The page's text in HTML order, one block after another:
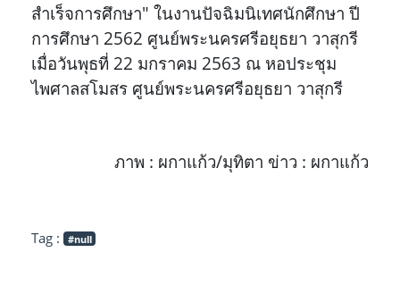
สำเร็จการศึกษา" ในงานปัจฉิมนิเทศนักศึกษา ปี
การศึกษา 2562 ศูนย์พระนครศรีอยุธยา วาสุกรี
เมื่อวันพุธที่ 22 มกราคม 2563 ณ หอประชุม
ไพศาลสโมสร ศูนย์พระนครศรีอยุธยา วาสุกรี
ภาพ : ผกาแก้ว/มุทิตา ข่าว : ผกาแก้ว
Tag : #null